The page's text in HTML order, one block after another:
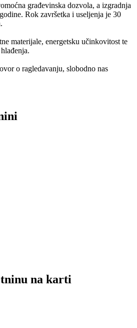
građevinska dozvola, a izgradnja
Rok završetka i useljenja je 30
materijale, energetsku učinkovitost te
o ragledavanju, slobodno nas
na karti